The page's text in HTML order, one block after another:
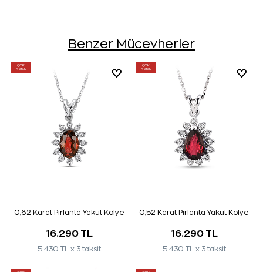
Benzer Mücevherler
ÇOK
SATAN
0,62 Karat Pırlanta Yakut Kolye
16.290 TL
5.430 TL x 3 taksit
ÇOK
SATAN
0,52 Karat Pırlanta Yakut Kolye
16.290 TL
5.430 TL x 3 taksit